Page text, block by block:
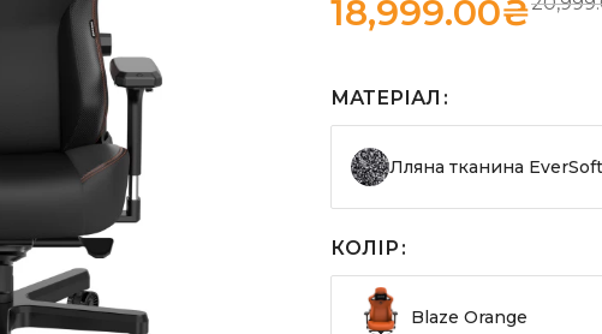
18,999.00₴
МАТЕРІАЛ
Лляна тканина
КОЛІР
Blaze Orange